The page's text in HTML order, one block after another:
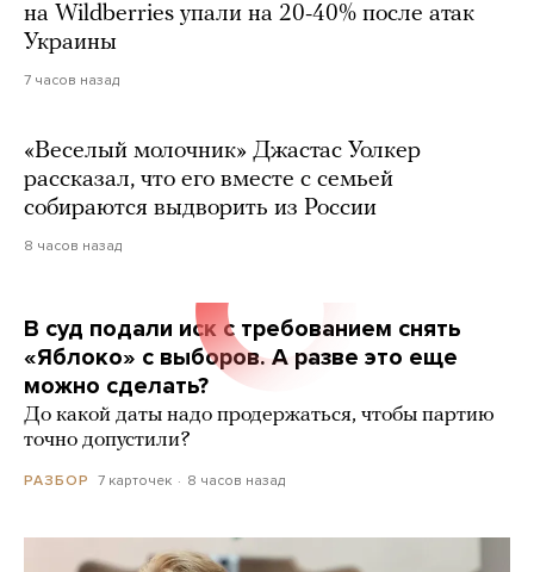
на Wildberries упали на 20-40% после атак
Украины
7 часов назад
«Веселый молочник» Джастас Уолкер
рассказал, что его вместе с семьей
собираются выдворить из России
8 часов назад
В суд подали иск с требованием снять
«Яблоко» с выборов. А разве это еще
можно сделать?
До какой даты надо продержаться, чтобы партию
точно допустили?
РАЗБОР 7 карточек 8 часов назад